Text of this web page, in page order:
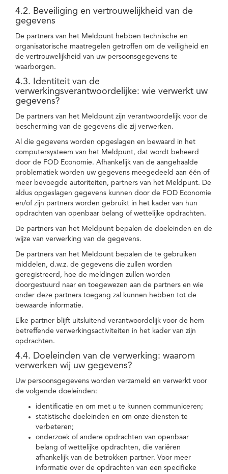
4.2. Beveiliging en vertrouwelijkheid van de
gegevens
De partners van het Meldpunt hebben technische en
organisatorische maatregelen getroffen om de veiligheid en
de vertrouwelijkheid van uw persoonsgegevens te
waarborgen.
4.3. Identiteit van de
verwerkingsverantwoordelijke: wie verwerkt uw
gegevens?
De partners van het Meldpunt zijn verantwoordelijk voor de
bescherming van de gegevens die zij verwerken.
Al die gegevens worden opgeslagen en bewaard in het
computersysteem van het Meldpunt, dat wordt beheerd
door de FOD Economie. Afhankelijk van de aangehaalde
problematiek worden uw gegevens meegedeeld aan één of
meer bevoegde autoriteiten, partners van het Meldpunt. De
aldus opgeslagen gegevens kunnen door de FOD Economie
en/of zijn partners worden gebruikt in het kader van hun
opdrachten van openbaar belang of wettelijke opdrachten.
De partners van het Meldpunt bepalen de doeleinden en de
wijze van verwerking van de gegevens.
De partners van het Meldpunt bepalen de te gebruiken
middelen, d.w.z. de gegevens die zullen worden
geregistreerd, hoe de meldingen zullen worden
doorgestuurd naar en toegewezen aan de partners en wie
onder deze partners toegang zal kunnen hebben tot de
bewaarde informatie.
Elke partner blijft uitsluitend verantwoordelijk voor de hem
betreffende verwerkingsactiviteiten in het kader van zijn
opdrachten.
4.4. Doeleinden van de verwerking: waarom
verwerken wij uw gegevens?
Uw persoonsgegevens worden verzameld en verwerkt voor
de volgende doeleinden:
identificatie en om met u te kunnen communiceren;
statistische doeleinden en om onze diensten te
verbeteren;
onderzoek of andere opdrachten van openbaar
belang of wettelijke opdrachten, die variëren
afhankelijk van de betrokken partner. Voor meer
informatie over de opdrachten van een specifieke